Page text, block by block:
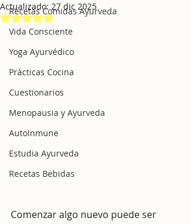
Recetas Comidas Ayurveda
Vida Consciente
Yoga Ayurvédico
Prácticas Cocina
Cuestionarios
Menopausia y Ayurveda
AutoInmune
Estudia Ayurveda
Recetas Bebidas
Actualizado: 27 dic 2025
Obtuvo NaN de 5 estrellas.
Comenzar algo nuevo puede ser